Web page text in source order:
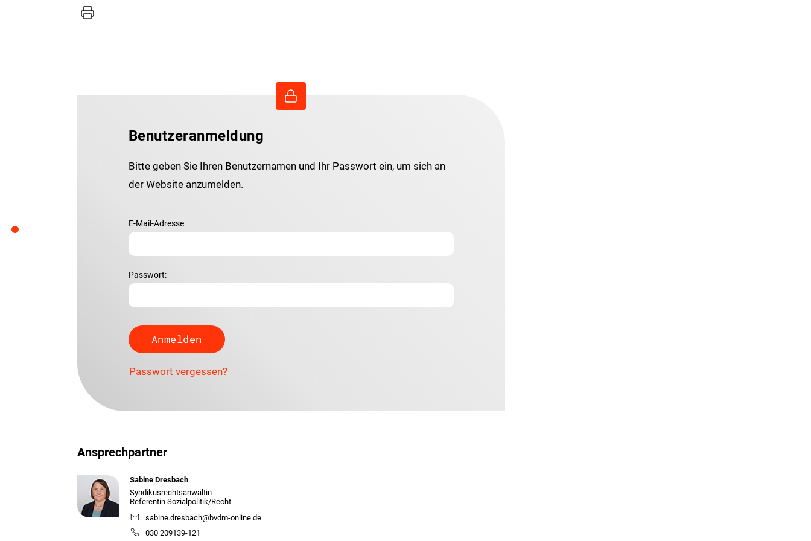
Drucker
Benutzeranmeldung
Bitte geben Sie Ihren Benutzernamen und Ihr Passwort ein, um sich an
der Website anzumelden.
E-Mail-Adresse
Passwort:
Passwort vergessen?
Ansprechpartner
Sabine Dresbach
Syndikusrechtsanwältin
Referentin Sozialpolitik/Recht
sabine.dresbach@bvdm-online.de
030 209139-121